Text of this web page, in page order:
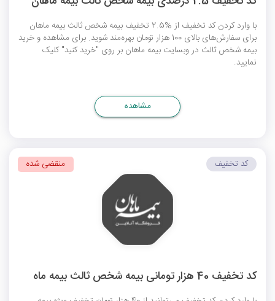
با وارد کردن کد تخفیف از %2.5 تخفیف بیمه شخص ثالث بیمه ماهان
برای سفارش‌های بالای 100 هزار تومان بهره‌مند شوید. برای مشاهده و خرید
بیمه شخص ثالث در وبسایت بیمه ماهان بر روی "خرید کنید" کلیک
نمایید.
مشاهده
کد تخفیف 40 هزار تومانی بیمه شخص ثالث بیمه ماه
کد تخفیف منقضی شده